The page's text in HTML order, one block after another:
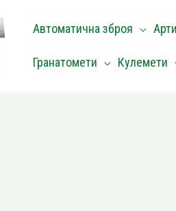
Автоматична зброя
Гранатомети Кулемети